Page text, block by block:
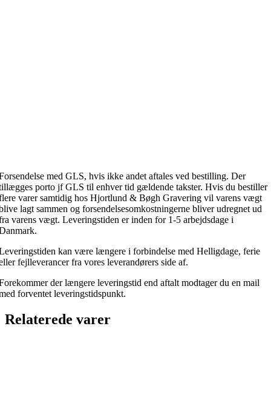
med GLS, hvis ikke andet aftales ved bestilling. Der
porto jf GLS til enhver tid gældende takster. Hvis du bestiller
varer samtidig hos Hjortlund & Bøgh Gravering vil varens vægt
lagt sammen og forsendelsesomkostningerne bliver udregnet ud
varens vægt. Leveringstiden er inden for 1-5 arbejdsdage i
kan være længere i forbindelse med Helligdage, ferie
fejlleverancer fra vores leverandørers side af.
der længere leveringstid end aftalt modtager du en mail
forventet leveringstidspunkt.
Relaterede varer